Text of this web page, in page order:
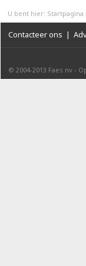
U bent hier: Startpagina
Contacteer ons |
© 2004-2013 Faes nv -